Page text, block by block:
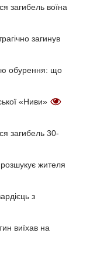
загибель воїна
загинув
обурення: що
«Ниви»
загибель 30-
жителя
з
виїхав на